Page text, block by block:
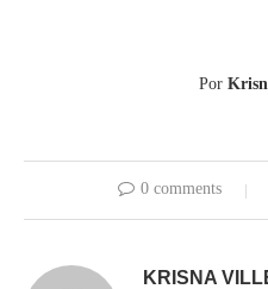
Por
0 comments
KRISNA